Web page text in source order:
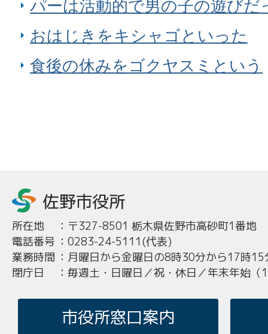
パーは活動的で男の子の遊びだ
おはじきをキシャゴといった
食後の休みをゴクヤスミという
所在地 ： 〒327-8501 栃木県佐野市高砂町1番地
電話番号 ： 0283-24-5111(代表)
業務時間 ： 月曜日から金曜日の8時30分から17時15
閉庁日
： 毎週土・日曜日／祝・休日／年末年始
市役所窓口案内